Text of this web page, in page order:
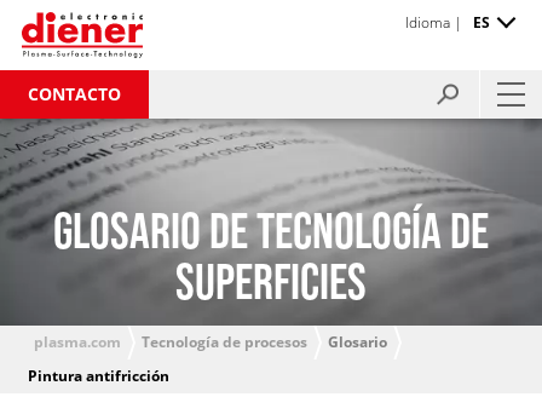
CONTACTO
Idioma | ES
GLOSARIO DE TECNOLOGÍA DE
SUPERFICIES
plasma.com Tecnología de procesos
Glosario
Pintura antifricción